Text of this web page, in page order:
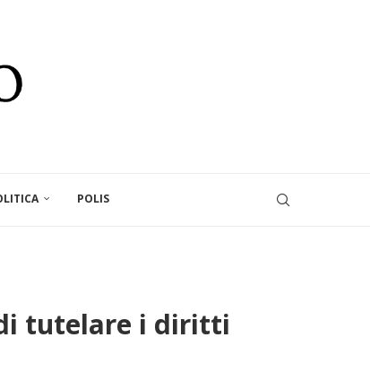
POLIS
tutelare i diritti